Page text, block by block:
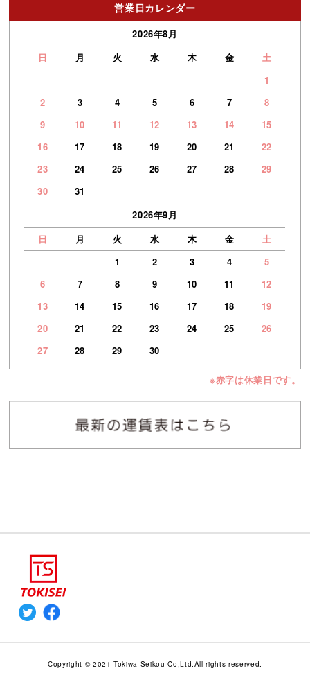
営業日カレンダー
2026年8月
日
月 火 水 木 金
土
1
2
3 4 5 6 7
8
9
10 11 12 13 14
15
16
17 18 19 20 21
22
23
24 25 26 27 28
29
30
31
2026年9月
日
月 火 水 木 金
土
1
2 3 4
5
6
7 8 9 10 11
12
13
14 15 16 17 18
19
20
21 22 23 24 25
26
27
28 29 30
※赤字は休業日です。
Copyright © 2021 Tokiwa-Seikou Co,Ltd.All rights reserved.